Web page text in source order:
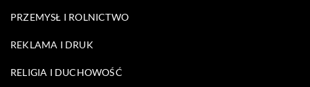
PRZEMYSŁ I ROLNICTWO
REKLAMA I DRUK
RELIGIA I DUCHOWOŚĆ